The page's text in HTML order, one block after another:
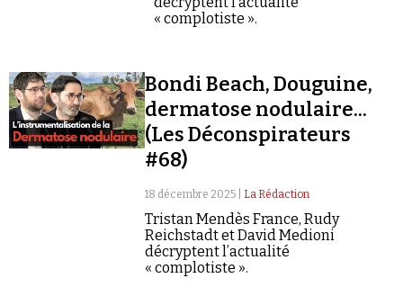
« complotiste ».
Bondi Beach, Douguine,
dermatose nodulaire...
(Les Déconspirateurs
#68)
18 décembre 2025 | La Rédaction
Tristan Mendès France, Rudy
Reichstadt et David Medioni
décryptent l’actualité
« complotiste ».